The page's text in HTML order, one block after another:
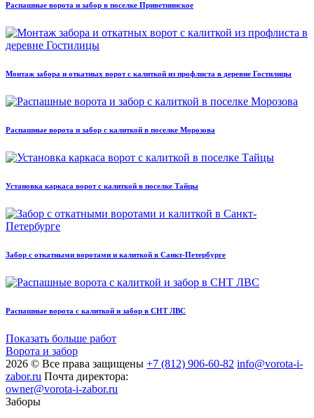
Распашные ворота и забор в поселке Приветнинское
Монтаж забора и откатных ворот с калиткой из профлиста в деревне Гостилицы
Распашные ворота и забор с калиткой в поселке Морозова
Установка каркаса ворот с калиткой в поселке Тайцы
Забор с откатными воротами и калиткой в Санкт-Петербурге
Распашные ворота с калиткой и забор в СНТ ЛВС
Показать больше работ
Ворота и забор
2026 © Все права защищены +7 (812) 906-60-82 info@vorota-i-
zabor.ru Почта директора:
owner@vorota-i-zabor.ru
Заборы